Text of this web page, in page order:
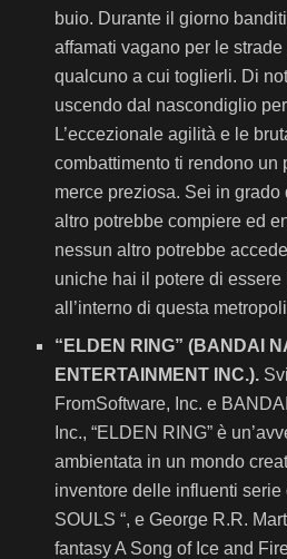
buio. Durante il giorno
affamati vagano per le
qualcuno a cui toglierli. Di
uscendo dal nascondiglio
L’eccezionale agilità e le
combattimento ti rendono un
merce preziosa. Sei in
altro potrebbe compiere ed
nessun altro potrebbe
uniche hai il potere di
all’interno di questa
“ELDEN RING” (BANDAI
ENTERTAINMENT INC.).
FromSoftware, Inc. e
Inc., “ELDEN RING” è
ambientata in un mondo
inventore delle influenti
SOULS “, e George R.R.
fantasy A Song of Ice and